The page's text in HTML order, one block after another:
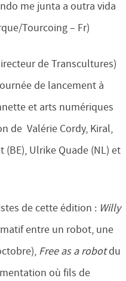
me junta a outra vida
Tourcoing – Fr)
de Transcultures)
de lancement à
et arts numériques
de Valérie Cordy, Kiral,
Ulrike Quade (NL) et
de cette édition : Willy
entre un robot, une
Free as a robotdu
où fils de